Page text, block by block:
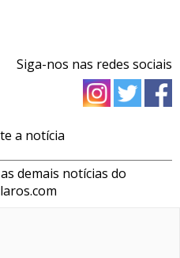
Siga-nos nas redes sociais
a notícia
demais notícias do